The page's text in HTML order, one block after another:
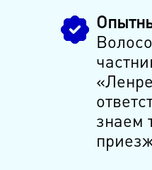
знаем